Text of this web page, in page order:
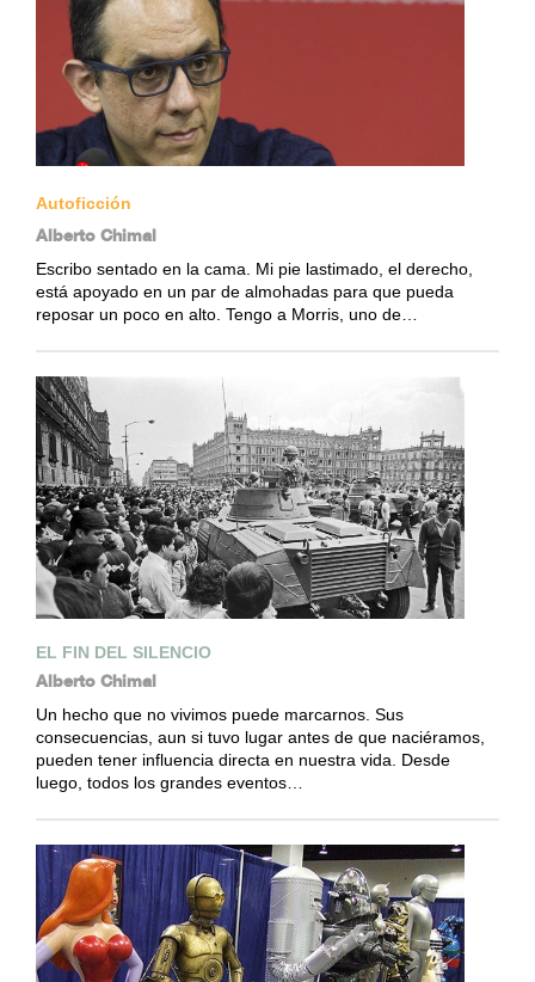
Autoficción
Alberto Chimal
Escribo sentado en la cama. Mi pie lastimado, el derecho,
está apoyado en un par de almohadas para que pueda
reposar un poco en alto. Tengo a Morris, uno de…
EL FIN DEL SILENCIO
Alberto Chimal
Un hecho que no vivimos puede marcarnos. Sus
consecuencias, aun si tuvo lugar antes de que naciéramos,
pueden tener influencia directa en nuestra vida. Desde
luego, todos los grandes eventos…